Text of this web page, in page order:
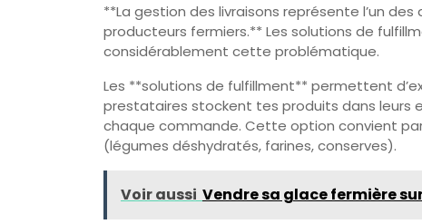
**La gestion des livraisons représente l’un
producteurs fermiers.** Les solutions de
considérablement cette problématique.
Les **solutions de fulfillment** permettent
prestataires stockent tes produits dans leurs
chaque commande. Cette option convient
(légumes déshydratés, farines, conserves).
Voir aussi Vendre sa glace fermière